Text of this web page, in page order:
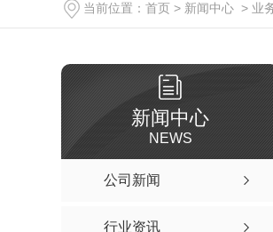
当前位置： 首页 > 新闻中心 > 业
新闻中心
NEWS
公司新闻
行业资讯